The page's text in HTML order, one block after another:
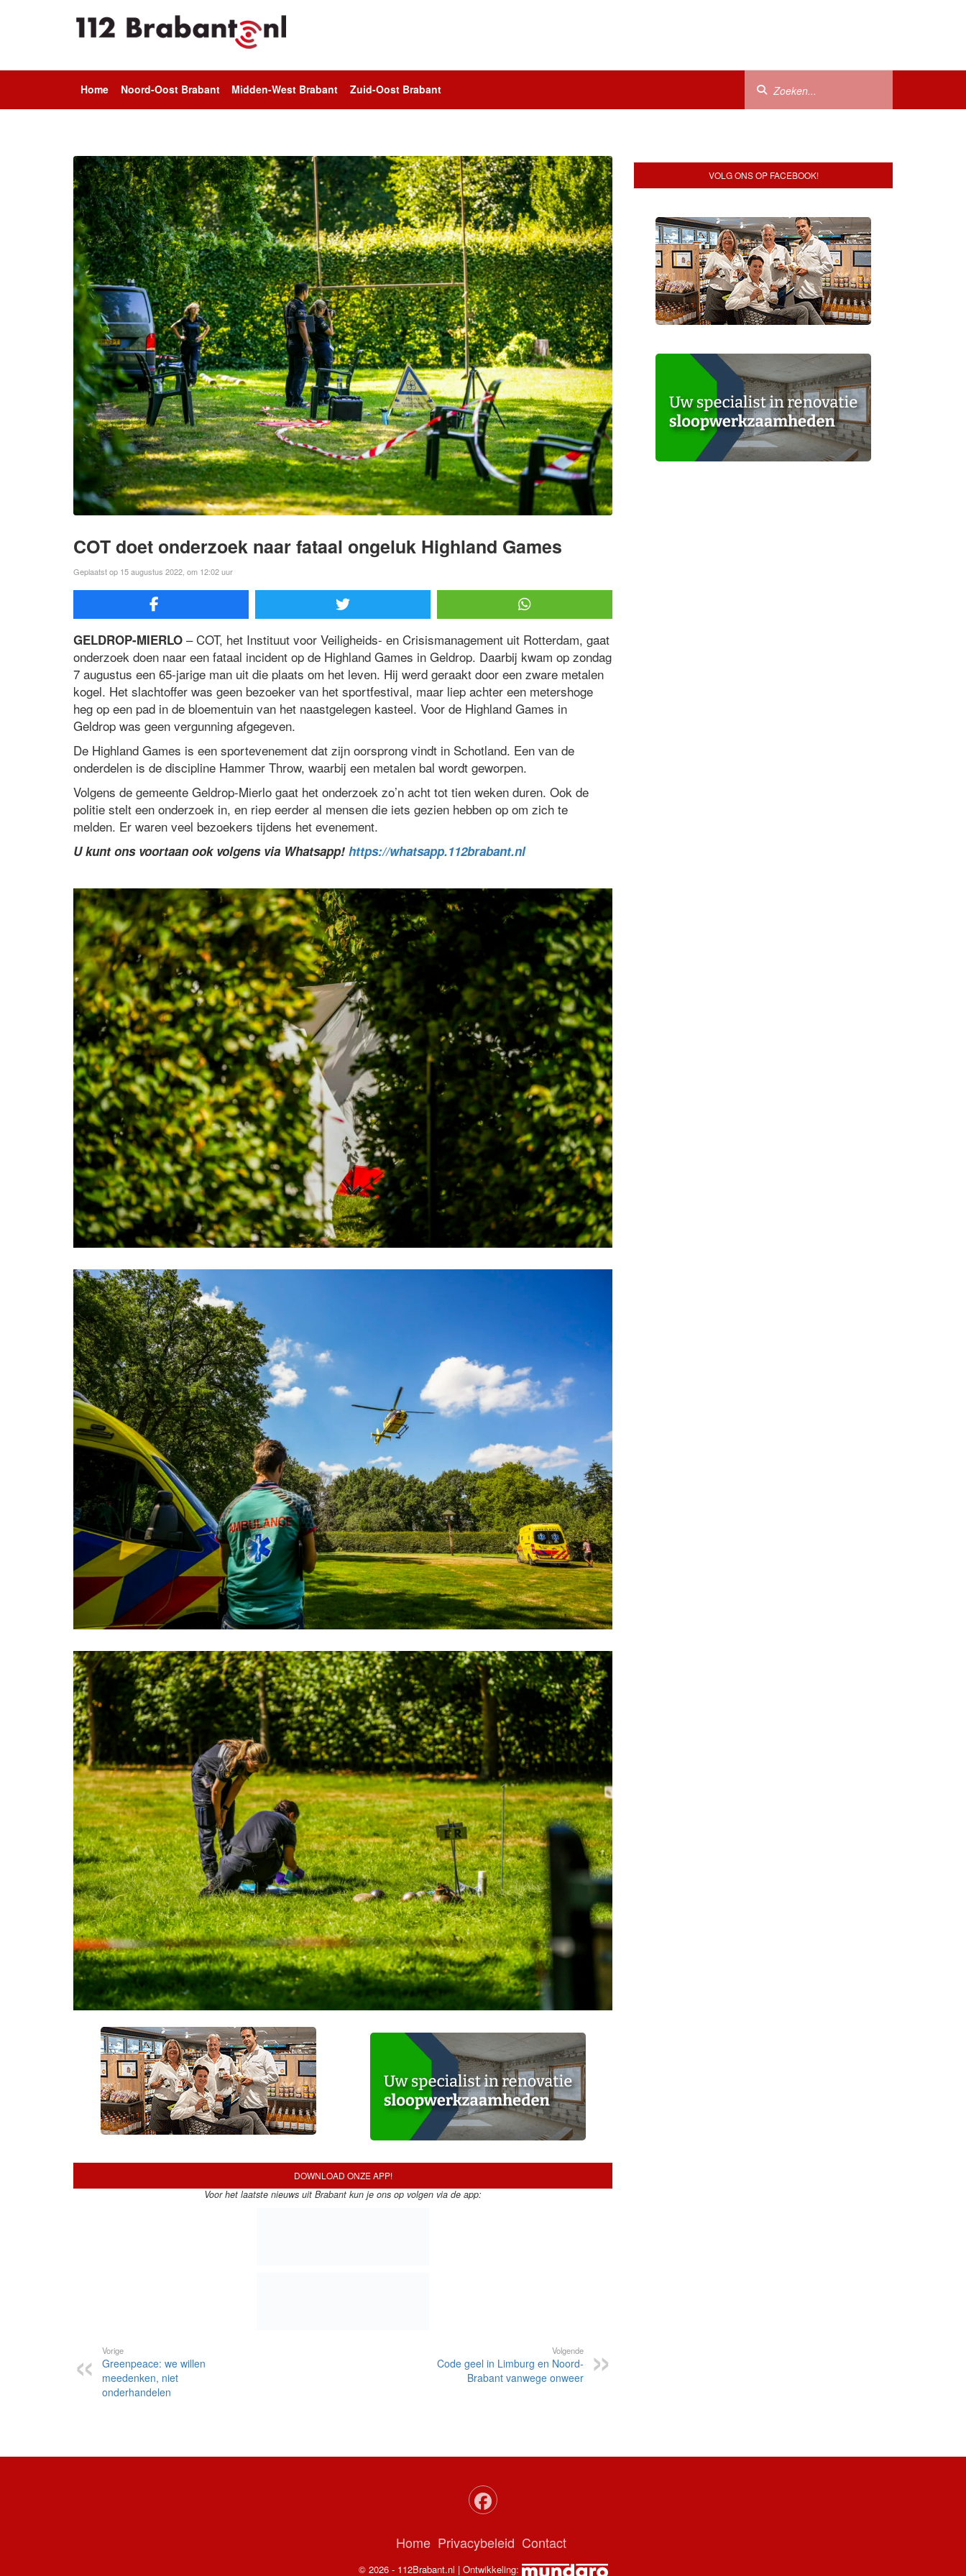
Home Noord-Oost Brabant Midden-West Brabant Zuid-Oost Brabant
COT doet onderzoek naar fataal ongeluk Highland Games
Geplaatst op 15 augustus 2022, om 12:02 uur
GELDROP-MIERLO – COT, het Instituut voor Veiligheids- en Crisismanagement uit Rotterdam, gaat
onderzoek doen naar een fataal incident op de Highland Games in Geldrop. Daarbij kwam op zondag
7 augustus een 65-jarige man uit die plaats om het leven. Hij werd geraakt door een zware metalen
kogel. Het slachtoffer was geen bezoeker van het sportfestival, maar liep achter een metershoge
heg op een pad in de bloementuin van het naastgelegen kasteel. Voor de Highland Games in
Geldrop was geen vergunning afgegeven.
De Highland Games is een sportevenement dat zijn oorsprong vindt in Schotland. Een van de
onderdelen is de discipline Hammer Throw, waarbij een metalen bal wordt geworpen.
Volgens de gemeente Geldrop-Mierlo gaat het onderzoek zo’n acht tot tien weken duren. Ook de
politie stelt een onderzoek in, en riep eerder al mensen die iets gezien hebben op om zich te
melden. Er waren veel bezoekers tijdens het evenement.
U kunt ons voortaan ook volgens via Whatsapp! https://whatsapp.112brabant.nl
DOWNLOAD ONZE APP!
Voor het laatste nieuws uit Brabant kun je ons op volgen via de app:
Vorige
Greenpeace: we willen
meedenken, niet
onderhandelen
Volgende
Code geel in Limburg en Noord-
Brabant vanwege onweer
VOLG ONS OP FACEBOOK!
Home Privacybeleid Contact
© 2026 - 112Brabant.nl | Ontwikkeling: